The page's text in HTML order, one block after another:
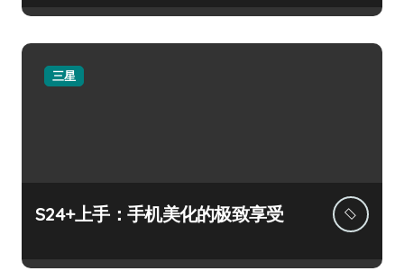
三星
S24+上手：手机美化的极致享受